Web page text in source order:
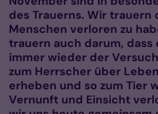
des Trauerns. Wir trauern
Menschen verloren zu
trauern auch darum, dass
immer wieder der
zum Herrscher über
erheben und so zum Tier
Vernunft und Einsicht